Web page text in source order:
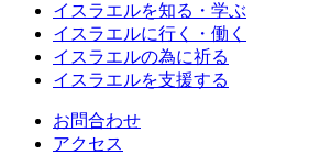
イスラエルを知る・学ぶ
イスラエルに行く・働く
イスラエルの為に祈る
イスラエルを支援する
お問合わせ
アクセス